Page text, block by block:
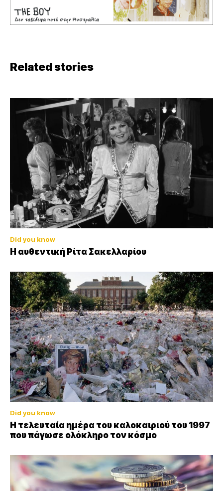
Related stories
Did you know
Η αυθεντική Ρίτα Σακελλαρίου
Did you know
Η τελευταία ημέρα του καλοκαιριού του 1997
που πάγωσε ολόκληρο τον κόσμο